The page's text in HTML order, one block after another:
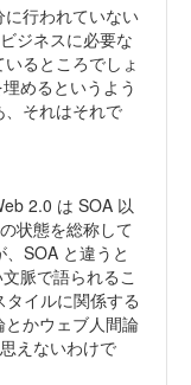
行われていない
ジネスに必要な
るところでしょ
めるというよう
それはそれで
2.0 は SOA 以
状態を総称して
SOA と違うと
脈で語られるこ
イルに関係する
かウェブ人間論
えないわけで